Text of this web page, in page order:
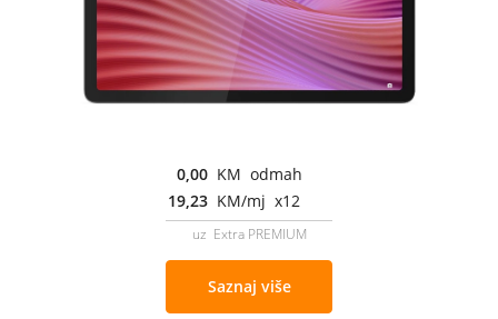
0,00 KM odmah
19,23 KM/mj x12
uz Extra PREMIUM
Saznaj više